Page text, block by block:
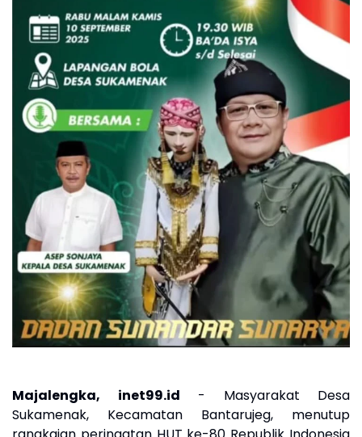
Majalengka, inet99.id - Masyarakat Desa
Sukamenak, Kecamatan Bantarujeg, menutup